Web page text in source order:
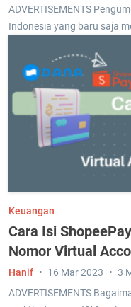
ADVERTISEMENTS
Indonesia yang baru saja
Keuangan
Cara Isi
Nomor Virtual
ADVERTISEMENTS
Hanif 16 Mar 2023 3